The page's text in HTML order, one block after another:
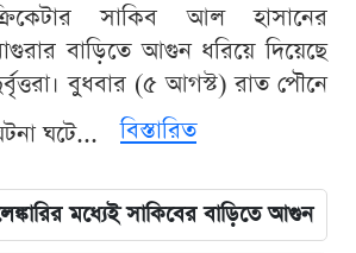
সাকিব আল হাসানের
বাড়িতে আগুন ধরিয়ে দিয়েছে
বুধবার (৫ আগস্ট) রাত পৌনে
ঘটে...
বিস্তারিত
মধ্যেই সাকিবের বাড়িতে আগুন